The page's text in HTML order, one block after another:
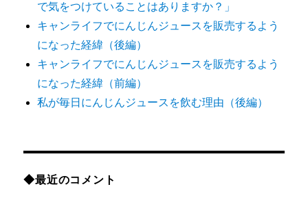
で気をつけていることはありますか？」
キャンライフでにんじんジュースを販売するよう
になった経緯（後編）
キャンライフでにんじんジュースを販売するよう
になった経緯（前編）
私が毎日にんじんジュースを飲む理由（後編）
◆最近のコメント